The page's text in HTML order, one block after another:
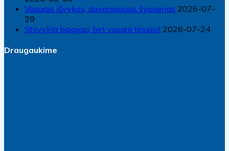
Vasaros išvykos, dovanojusios šypsenas 2026-07-
29
Stovykla baigiasi, bet vasara tęsiasi! 2026-07-24
Draugaukime